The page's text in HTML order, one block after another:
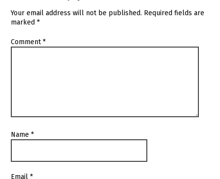
Your email address will not be published. Required fields are
marked*
Comment*
Name*
Email*